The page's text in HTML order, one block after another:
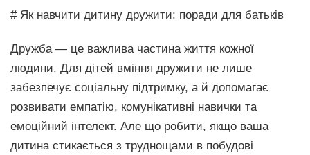
# Як навчити дитину дружити: поради для батьків
Дружба — це важлива частина життя кожної
людини. Для дітей вміння дружити не лише
забезпечує соціальну підтримку, а й допомагає
розвивати емпатію, комунікативні навички та
емоційний інтелект. Але що робити, якщо ваша
дитина стикається з труднощами в побудові